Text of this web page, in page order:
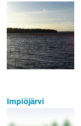
Impiöjärvi